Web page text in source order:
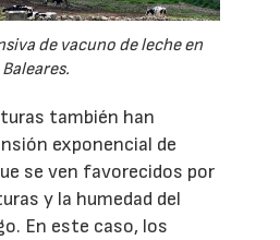
de vacuno de leche en
Baleares.
también han
exponencial de
se ven favorecidos por
y la humedad del
En este caso, los